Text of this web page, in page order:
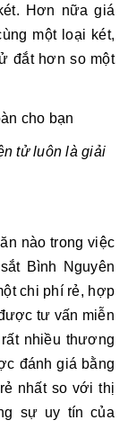
Hơn nữa giá
một loại két,
đắt hơn so một
tử luôn là giải
nào trong việc
Bình Nguyên
chi phí rẻ, hợp
tư vấn miễn
nhiều thương
đánh giá bằng
nhất so với thị
sự uy tín của